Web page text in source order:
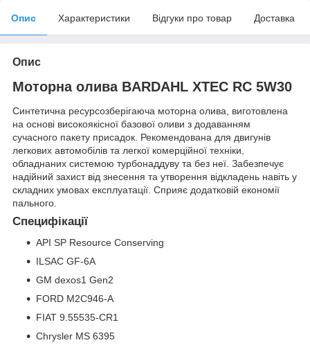
Опис Характеристики Відгуки про товар Доставка
Опис
Моторна олива BARDAHL XTEC RC 5W30
Синтетична ресурсозберігаюча моторна олива, виготовлена ​​
на основі високоякісної базової оливи з додаванням
сучасного пакету присадок. Рекомендована для двигунів
легкових автомобілів та легкої комерційної техніки,
обладнаних системою турбонаддуву та без неї. Забезпечує
надійний захист від знесення та утворення відкладень навіть у
складних умовах експлуатації. Сприяє додатковій економії
пального.
Специфікації
API SP Resource Conserving
ILSAC GF-6A
GM dexos1 Gen2
FORD M2C946-A
FIAT 9.55535-CR1
Chrysler MS 6395